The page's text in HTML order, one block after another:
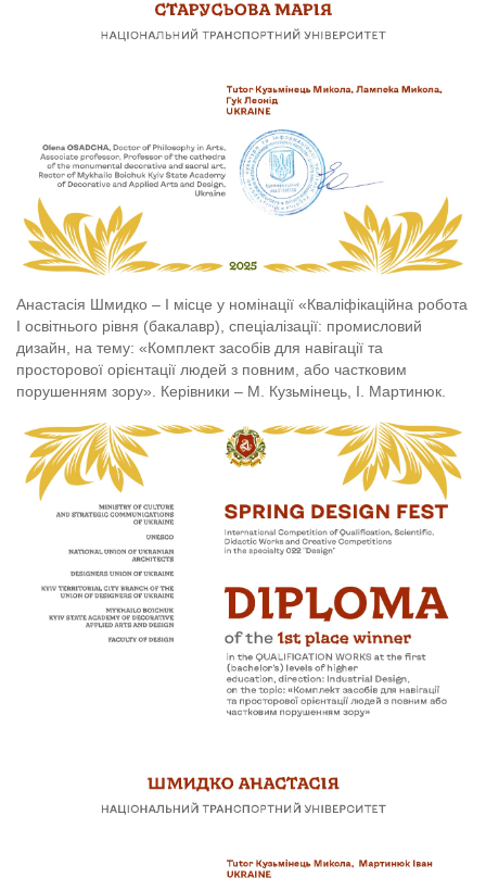
Анастасія Шмидко – І місце у номінації «Кваліфікаційна робота
І освітнього рівня (бакалавр), спеціалізації: промисловий
дизайн, на тему: «Комплект засобів для навігації та
просторової орієнтації людей з повним, або частковим
порушенням зору». Керівники – М. Кузьмінець, І. Мартинюк.